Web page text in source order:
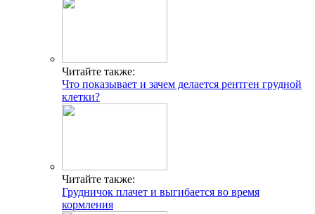
Читайте также:
Что показывает и зачем делается рентген грудной
клетки?
Читайте также:
Грудничок плачет и выгибается во время
кормления